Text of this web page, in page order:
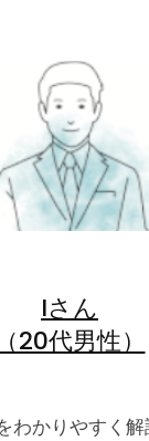
Iさん
（20代男性）
わかりやすく